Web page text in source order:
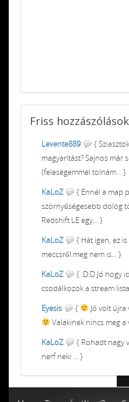
Friss hozzászólások
Levente889
{
magyarítást? Sajnos már
(feleségemmel tolnám... }
KaLoZ
{ Ennél a map
szörnyűségesebb dolog
Redshift LE egy... }
KaLoZ
{ Hát igen, ez
meccsről meg nem is... }
KaLoZ
{ :D:D Jó hogy
csodálkozok a stream
Eyesis
{
Jó volt
Valakinek nincs meg a
KaLoZ
{ Rohadt nagy
nerf neki ... }